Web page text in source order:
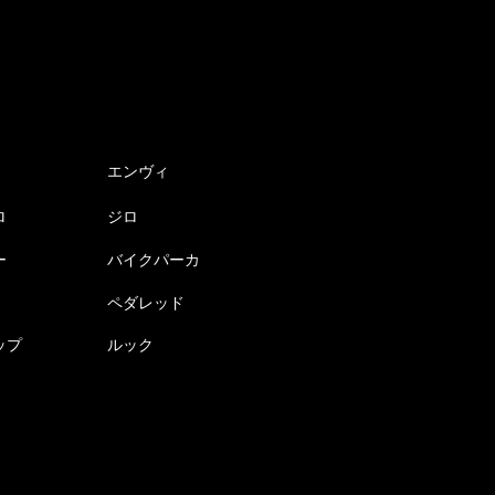
エンヴィ
ジロ
バイクパーカ
ペダレッド
プ ルック